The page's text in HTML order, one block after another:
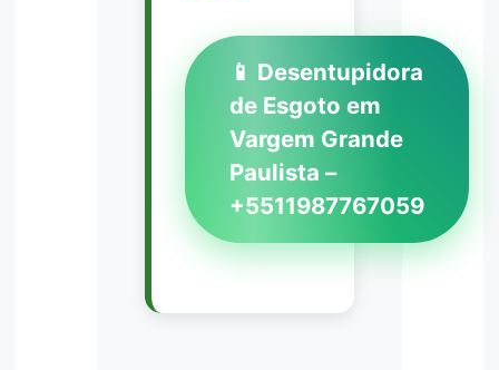
📱 Desentupidora
de Esgoto em
Vargem Grande
Paulista –
+5511987767059